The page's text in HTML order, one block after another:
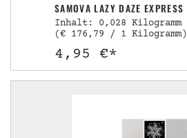
SAMOVA LAZY DAZE EXPRESS
Inhalt: 0,028 Kilogramm
(€ 176,79 / 1 Kilogramm)
4,95 €*